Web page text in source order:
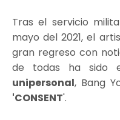
Tras el servicio
mayo del 2021, el
gran regreso con
de todas ha sido
unipersonal, Bang
'CONSENT'.